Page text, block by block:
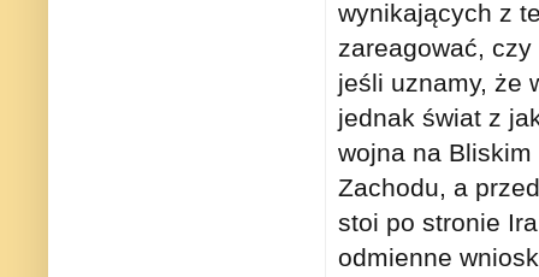
wynikających z
zareagować,
jeśli uznamy, że
jednak świat z
wojna na
Zachodu, a
stoi po stronie
odmienne